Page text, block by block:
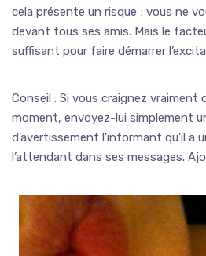
cela présente un risque ; vous ne
devant tous ses amis. Mais le
suffisant pour faire démarrer
Conseil : Si vous craignez vraiment
moment, envoyez-lui simplement
d’avertissement l’informant qu’il a
l’attendant dans ses messages.